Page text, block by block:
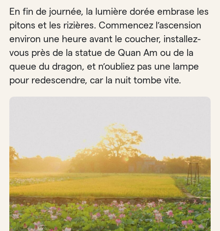
En fin de journée, la lumière dorée embrase les
pitons et les rizières. Commencez l’ascension
environ une heure avant le coucher, installez-
vous près de la statue de Quan Am ou de la
queue du dragon, et n’oubliez pas une lampe
pour redescendre, car la nuit tombe vite.